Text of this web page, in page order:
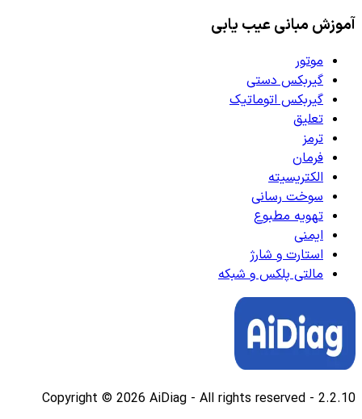
آموزش مبانی عیب یابی
موتور
گیربکس دستی
گیربکس اتوماتیک
تعلیق
ترمز
فرمان
الکتریسیته
سوخت رسانی
تهویه مطبوع
ایمنی
استارت و شارژ
مالتی پلکس و شبکه
Copyright © 2026 AiDiag - All rights reserved - 2.2.10